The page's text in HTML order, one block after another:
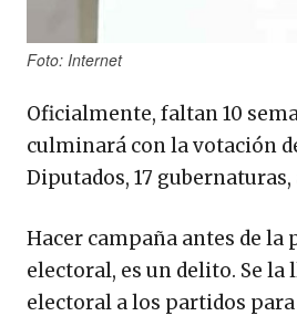
Foto: Internet
Oficialmente, faltan 10
culminará con la votación
Diputados, 17
Hacer campaña antes de la
electoral, es un delito. Se
electoral a los partidos